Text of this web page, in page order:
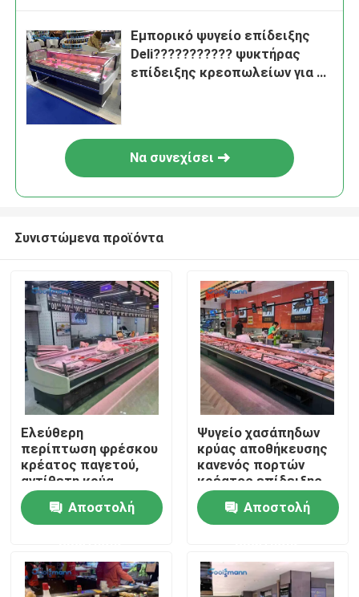
Σπίτι
Βίντεο
Εμπορικό ψυγείο επίδειξης
Deli??????????? ψυκτήρας
επίδειξης κρεοπωλείων για το
Να συνεχίσει
Συνιστώμενα προϊόντα
Ελεύθερη
περίπτωση φρέσκου
κρέατος παγετού,
αντίθετη κρύα
αποθήκευση
επίδειξης κρέατος
190L
Αποστολή
Ψυγείο χασάπηδων
κρύας αποθήκευσης
κανενός πορτών
κρέατος επίδειξης
τροφίμου 0 - 5 ℃
ψυκτήρωνΑποστολή